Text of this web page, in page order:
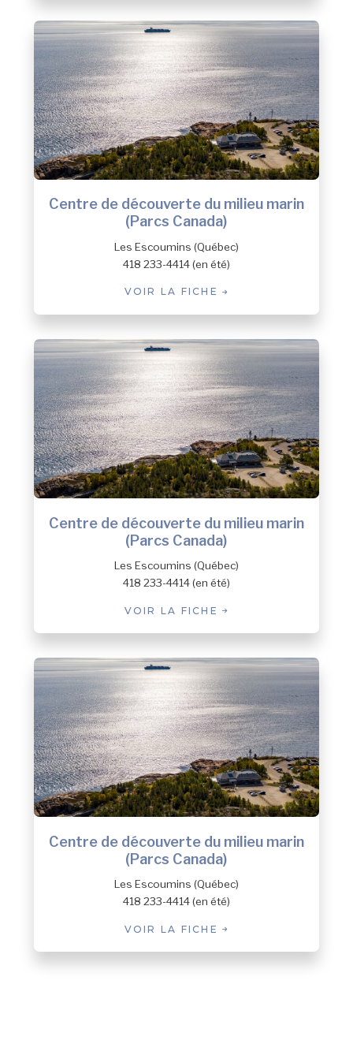
Centre de découverte du milieu marin
(Parcs Canada)
Les Escoumins (Québec)
418 233-4414 (en été)
VOIR LA FICHE
Centre de découverte du milieu marin
(Parcs Canada)
Les Escoumins (Québec)
418 233-4414 (en été)
VOIR LA FICHE
Centre de découverte du milieu marin
(Parcs Canada)
Les Escoumins (Québec)
418 233-4414 (en été)
VOIR LA FICHE